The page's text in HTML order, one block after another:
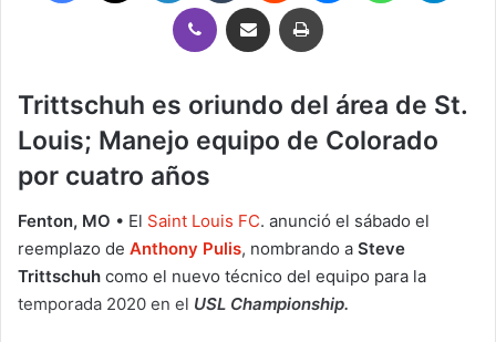
Viber Compartir por correo electrónicoImprimir
Trittschuh es oriundo del área de St.
Louis; Manejo equipo de Colorado
por cuatro años
Fenton, MO • El Saint Louis FC. anunció el sábado el
reemplazo de Anthony Pulis, nombrando a Steve
Trittschuh como el nuevo técnico del equipo para la
temporada 2020 en el USL Championship.